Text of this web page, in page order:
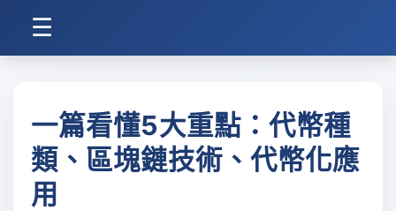
☰
一篇看懂5大重點：代幣種
類、區塊鏈技術、代幣化應
用